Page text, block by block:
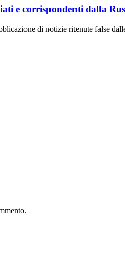
e corrispondenti dalla
di notizie ritenute false